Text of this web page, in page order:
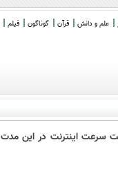
علم و دانش قرآن گوناگون فیلم
خودتان درباره وضعیت سرعت اینترنت در این مدت